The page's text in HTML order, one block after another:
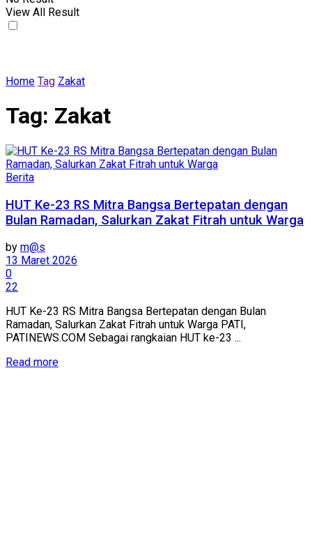
View All Result
Home Tag Zakat
Tag: Zakat
Berita
HUT Ke-23 RS Mitra Bangsa Bertepatan dengan
Bulan Ramadan, Salurkan Zakat Fitrah untuk Warga
by m@s
13 Maret 2026
0
22
HUT Ke-23 RS Mitra Bangsa Bertepatan dengan Bulan
Ramadan, Salurkan Zakat Fitrah untuk Warga PATI,
PATINEWS.COM Sebagai rangkaian HUT ke-23 ...
Read moreDetails